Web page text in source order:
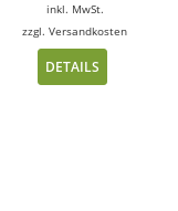
inkl. MwSt.
zzgl.Versandkosten
DETAILS